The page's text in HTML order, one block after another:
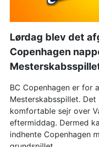
Lørdag blev det
Copenhagen
BC Copenhagen er
Mesterskabsspillet. Det
komfortable sejr over
eftermiddag. Dermed
indhente Copenhagen